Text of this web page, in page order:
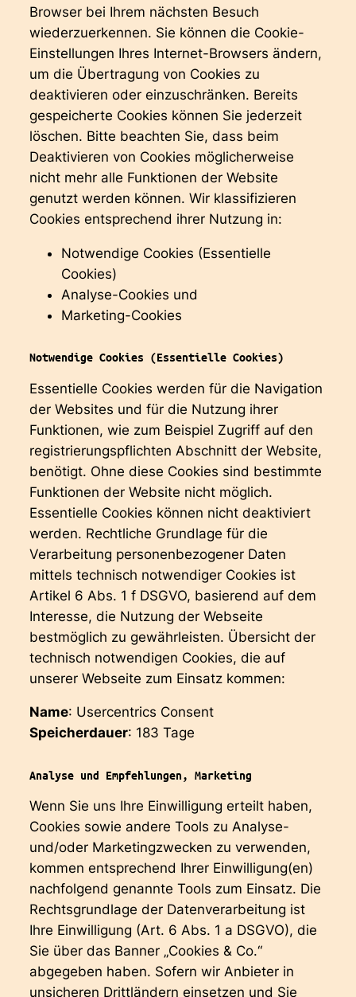
Browser bei Ihrem nächsten Besuch
wiederzuerkennen. Sie können die Cookie-
Einstellungen Ihres Internet-Browsers ändern,
um die Übertragung von Cookies zu
deaktivieren oder einzuschränken. Bereits
gespeicherte Cookies können Sie jederzeit
löschen. Bitte beachten Sie, dass beim
Deaktivieren von Cookies möglicherweise
nicht mehr alle Funktionen der Website
genutzt werden können. Wir klassifizieren
Cookies entsprechend ihrer Nutzung in:
Notwendige Cookies (Essentielle
Cookies)
Analyse-Cookies und
Marketing-Cookies
Notwendige Cookies (Essentielle Cookies)
Essentielle Cookies werden für die Navigation
der Websites und für die Nutzung ihrer
Funktionen, wie zum Beispiel Zugriff auf den
registrierungspflichten Abschnitt der Website,
benötigt. Ohne diese Cookies sind bestimmte
Funktionen der Website nicht möglich.
Essentielle Cookies können nicht deaktiviert
werden. Rechtliche Grundlage für die
Verarbeitung personenbezogener Daten
mittels technisch notwendiger Cookies ist
Artikel 6 Abs. 1 f DSGVO, basierend auf dem
Interesse, die Nutzung der Webseite
bestmöglich zu gewährleisten. Übersicht der
technisch notwendigen Cookies, die auf
unserer Webseite zum Einsatz kommen:
Name: Usercentrics Consent
Speicherdauer: 183 Tage
Analyse und Empfehlungen, Marketing
Wenn Sie uns Ihre Einwilligung erteilt haben,
Cookies sowie andere Tools zu Analyse-
und/oder Marketingzwecken zu verwenden,
kommen entsprechend Ihrer Einwilligung(en)
nachfolgend genannte Tools zum Einsatz. Die
Rechtsgrundlage der Datenverarbeitung ist
Ihre Einwilligung (Art. 6 Abs. 1 a DSGVO), die
Sie über das Banner „Cookies & Co.“
abgegeben haben. Sofern wir Anbieter in
unsicheren Drittländern einsetzen und Sie